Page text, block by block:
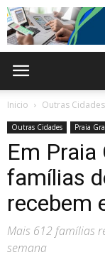
Inicio Outras Cidades
Outras Cidades Praia
Em Praia
famílias
recebem
Mais 612 famílias
semana